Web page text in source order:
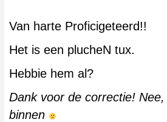
Van harte Proficigeteerd!!
Het is een plucheN tux.
Hebbie hem al?
Dank voor de correctie!
binnen